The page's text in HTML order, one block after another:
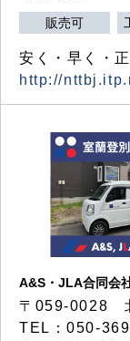
販売可
安く・早く・
http://
A&S・JLA合同会
〒 059-0028
TEL：050-